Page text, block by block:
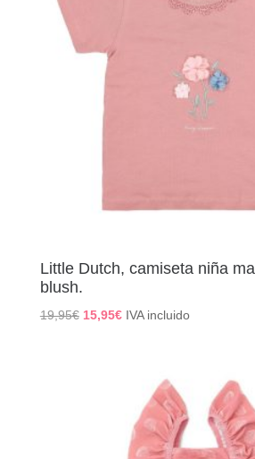
Little Dutch, camiseta niña
blush.
19,95€ El
15,95€El
15,95€.
IVA incluido